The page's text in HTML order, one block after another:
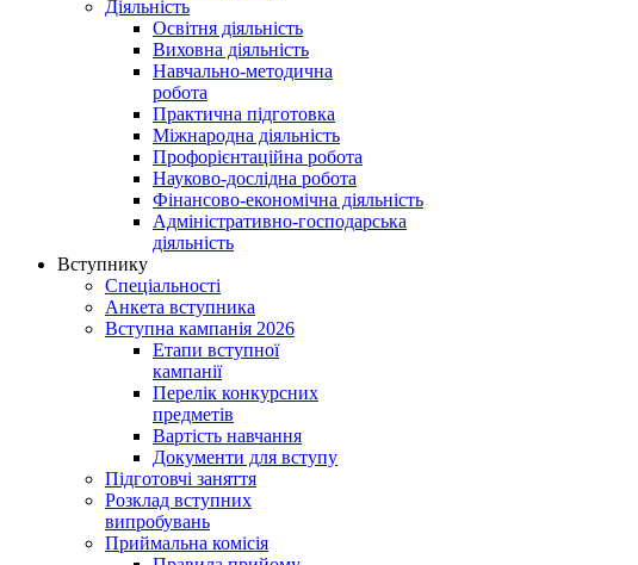
Діяльність
Освітня діяльність
Виховна діяльність
Навчально-методична
робота
Практична підготовка
Міжнародна діяльність
Профорієнтаційна робота
Науково-дослідна робота
Фінансово-економічна діяльність
Адміністративно-господарська
діяльність
Вступнику
Спеціальності
Анкета вступника
Вступна кампанія 2026
Етапи вступної
кампанії
Перелік конкурсних
предметів
Вартість навчання
Документи для вступу
Підготовчі заняття
Розклад вступних
випробувань
Приймальна комісія